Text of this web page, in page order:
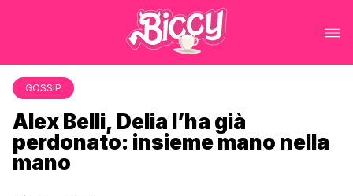
GOSSIP
Alex Belli, Delia l’ha già
perdonato: insieme mano nella
mano